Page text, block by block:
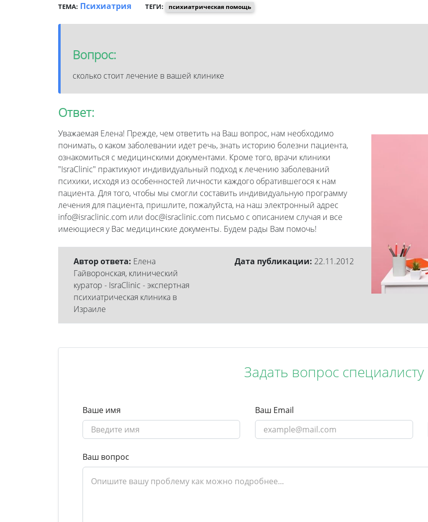
ТЕМА: Психиатрия ТЕГИ: психиатрическая помощь
Вопрос:
сколько стоит лечение в вашей клинике
Ответ:
Уважаемая Елена! Прежде, чем ответить на Ваш вопрос, нам необходимо
понимать, о каком заболевании идет речь, знать историю болезни пациента,
ознакомиться с медицинскими документами. Кроме того, врачи клиники
"IsraClinic" практикуют индивидуальный подход к лечению заболеваний
психики, исходя из особенностей личности каждого обратившегося к нам
пациента. Для того, чтобы мы смогли составить индивидуальную программу
лечения для пациента, пришлите, пожалуйста, на наш электронный адрес
info@israclinic.com или doc@israclinic.com письмо с описанием случая и все
имеющиеся у Вас медицинские документы. Будем рады Вам помочь!
Автор ответа: Елена
Гайворонская, клинический
куратор - IsraClinic - экспертная
психиатрическая клиника в
Израиле
Дата публикации: 22.11.2012
Задать вопрос специалисту
Ваше имя Ваш Email
Ваш вопрос